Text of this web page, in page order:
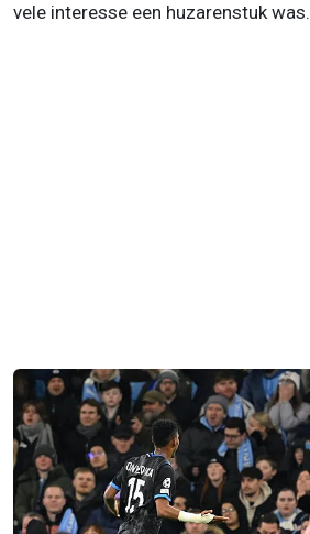
vele interesse een huzarenstuk was.